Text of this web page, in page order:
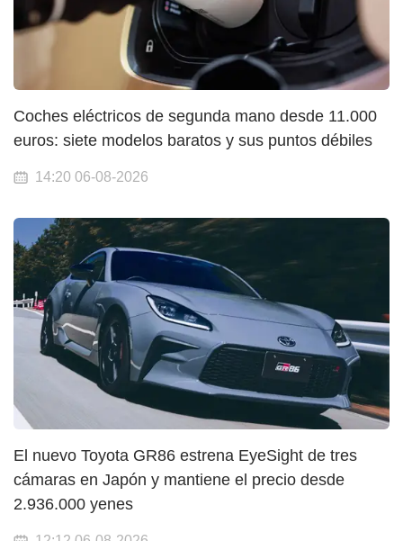
Coches eléctricos de segunda mano desde 11.000
euros: siete modelos baratos y sus puntos débiles
14:20 06-08-2026
El nuevo Toyota GR86 estrena EyeSight de tres
cámaras en Japón y mantiene el precio desde
2.936.000 yenes